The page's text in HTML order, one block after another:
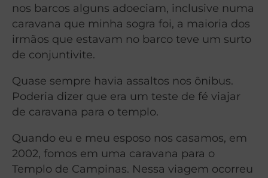
nos barcos alguns adoeciam, inclusive numa
caravana que minha sogra foi, a maioria dos
irmãos que estavam no barco teve um surto
de conjuntivite.
Quase sempre havia assaltos nos ônibus.
Poderia dizer que era um teste de fé viajar
de caravana para o templo.
Quando eu e meu esposo nos casamos, em
2002, fomos em uma caravana para o
Templo de Campinas. Nessa viagem ocorreu